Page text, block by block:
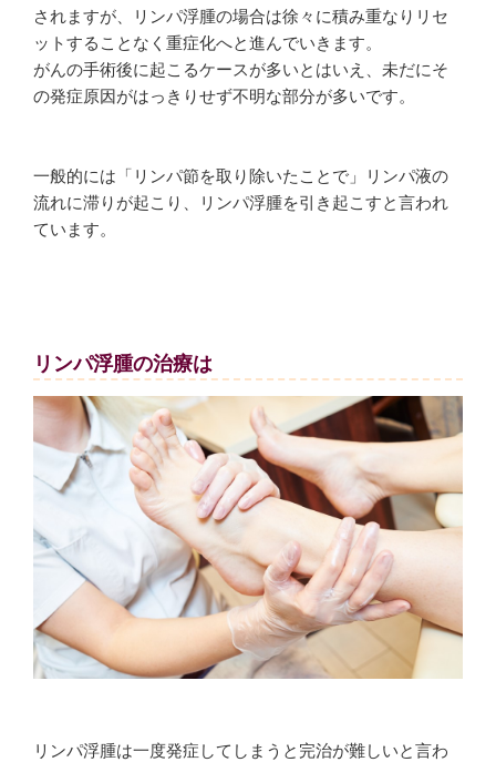
されますが、リンパ浮腫の場合は徐々に積み重なりリセ
ットすることなく重症化へと進んでいきます。
がんの手術後に起こるケースが多いとはいえ、未だにそ
の発症原因がはっきりせず不明な部分が多いです。
一般的には「リンパ節を取り除いたことで」リンパ液の
流れに滞りが起こり、リンパ浮腫を引き起こすと言われ
ています。
リンパ浮腫の治療は
リンパ浮腫は一度発症してしまうと完治が難しいと言わ